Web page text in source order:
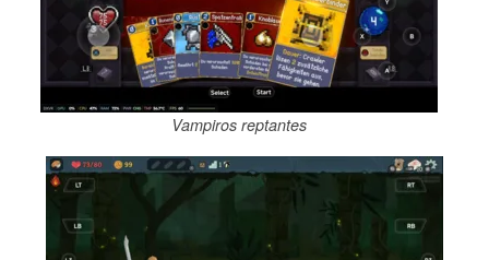
Vampiros reptantes